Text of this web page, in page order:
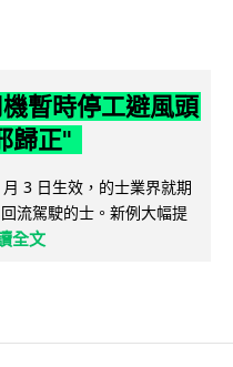
暫時停工避風頭
歸正"
3 日生效，的士業界就期
流駕駛的士。新例大幅提
全文